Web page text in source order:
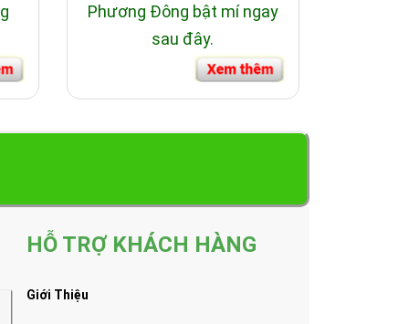
Phương Đông bật mí ngay
sau đây.
HỖ TRỢ KHÁCH HÀNG
Giới Thiệu